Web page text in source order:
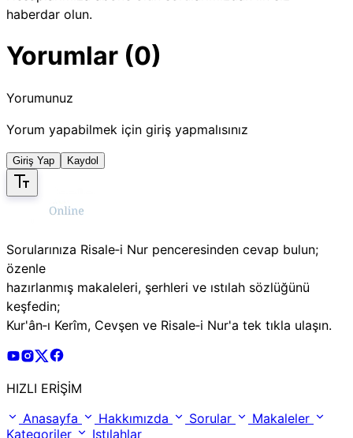
haberdar olun.
Yorumlar (0)
Yorumunuz
Yorum yapabilmek için giriş yapmalısınız
Giriş Yap Kaydol
Sorularınıza Risale‑i Nur penceresinden cevap bulun;
özenle
hazırlanmış makaleleri, şerhleri ve ıstılah sözlüğünü
keşfedin;
Kur'ân‑ı Kerîm, Cevşen ve Risale‑i Nur'a tek tıkla ulaşın.
Risale Online Youtube Hesabı
Risale Online Instagram Hesabı
Risale Online X Hesabı
HIZLI ERİŞİM
Anasayfa
Hakkımızda Sorular
Makaleler
Kategoriler
Istılahlar